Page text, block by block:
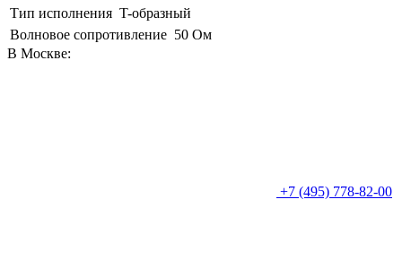
Тип исполнения T-образный
Волновое сопротивление 50 Ом
В Москве:
+7 (495) 778-82-00